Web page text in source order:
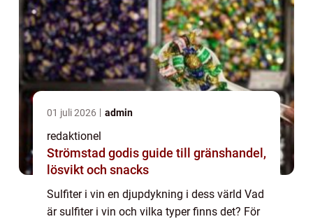
01 juli 2026 admin
redaktionel
Strömstad godis guide till gränshandel,
lösvikt och snacks
Sulfiter i vin en djupdykning i dess värld Vad
är sulfiter i vin och vilka typer finns det? För